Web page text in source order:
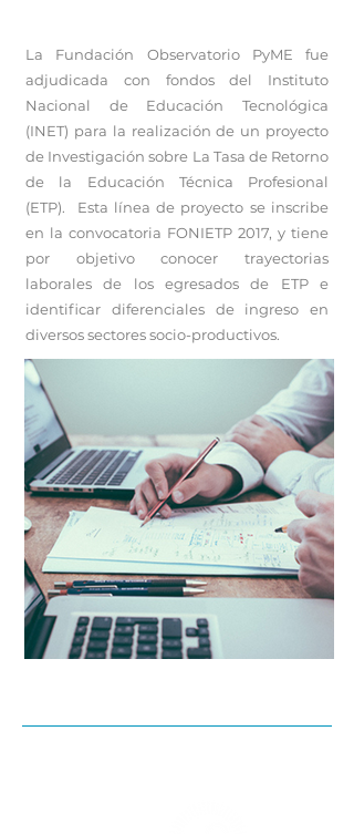
La Fundación Observatorio PyME fue
adjudicada con fondos del Instituto
Nacional de Educación Tecnológica
(INET) para la realización de un proyecto
de Investigación sobre La Tasa de Retorno
de la Educación Técnica Profesional
(ETP). Esta línea de proyecto se inscribe
en la convocatoria FONIETP 2017, y tiene
por objetivo conocer trayectorias
laborales de los egresados de ETP e
identificar diferenciales de ingreso en
diversos sectores socio-productivos.